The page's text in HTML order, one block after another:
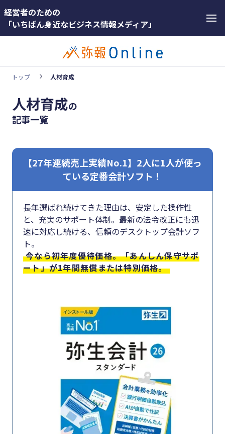
経営者のための
「いちばん身近なビジネス情報メディア」
ホットワード
#インボイス
#インボイス制度
#電子帳簿保存法
#資金調達
#DX
#生産性向上
#採用
顧客獲得・売上アップ
人材（採用・育成・定着）
事業成長・経営力アップ
経営ノウハウ＆トレンド
ホットワー
#インボ
イス制度
#電子帳
簿保存法
#資金調
トップ 人材育成
人材育成の
記事一覧
【27年連続売上実績No.1】2人に1人が使っ
ている定番会計ソフト！
長年選ばれ続けてきた理由は、安定した操作性
と、充実のサポート体制。最新の法令改正にも迅
速に対応し続ける、信頼のデスクトップ会計ソフ
ト。
今なら初年度優待価格。「あんしん保守サポ
ート」が1年間無償または特別価格。